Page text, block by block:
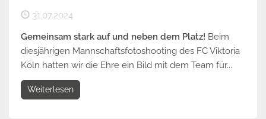
31.07.2024
Gemeinsam stark auf und neben dem Platz! Beim
diesjährigen Mannschaftsfotoshooting des FC Viktoria
Köln hatten wir die Ehre ein Bild mit dem Team für...
Weiterlesen